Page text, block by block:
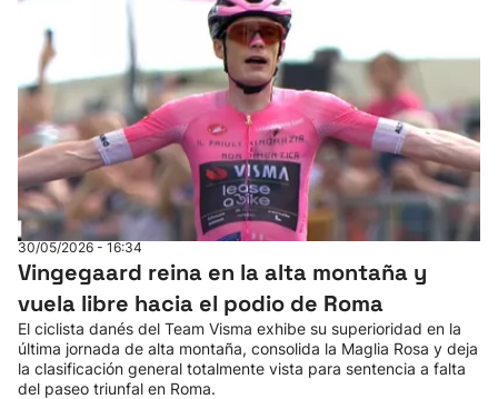
30/05/2026 - 16:34
Vingegaard reina en la alta montaña y
vuela libre hacia el podio de Roma
El ciclista danés del Team Visma exhibe su superioridad en la
última jornada de alta montaña, consolida la Maglia Rosa y deja
la clasificación general totalmente vista para sentencia a falta
del paseo triunfal en Roma.